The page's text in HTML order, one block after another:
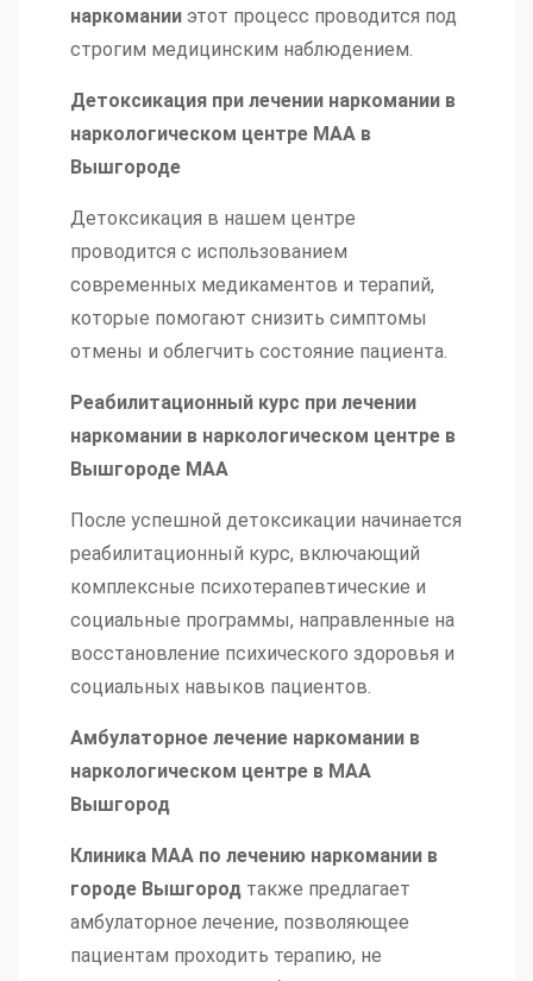
наркомании этот процесс проводится под
строгим медицинским наблюдением.
Детоксикация при лечении наркомании в
наркологическом центре МАА в
Вышгороде
Детоксикация в нашем центре
проводится с использованием
современных медикаментов и терапий,
которые помогают снизить симптомы
отмены и облегчить состояние пациента.
Реабилитационный курс при лечении
наркомании в наркологическом центре в
Вышгороде МАА
После успешной детоксикации начинается
реабилитационный курс, включающий
комплексные психотерапевтические и
социальные программы, направленные на
восстановление психического здоровья и
социальных навыков пациентов.
Амбулаторное лечение наркомании в
наркологическом центре в МАА
Вышгород
Клиника МАА по лечению наркомании в
городе Вышгород также предлагает
амбулаторное лечение, позволяющее
пациентам проходить терапию, не